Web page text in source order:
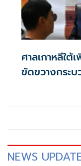
ศาลเกาหลีใต้
ขัดขวางกระ
NEWS